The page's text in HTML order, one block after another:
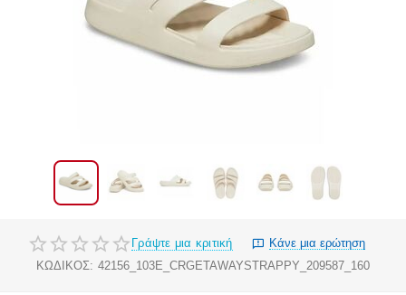
Γράψτε μια κριτική
Κάνε μια ερώτηση
ΚΩΔΙΚΟΣ: 42156_103E_CRGETAWAYSTRAPPY_209587_160